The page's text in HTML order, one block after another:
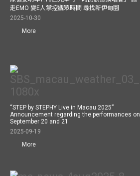
走EMO 變E人掌控觀眾時間 尋找新伊甸園
2025-10-30
More
“STEP by STEPHY Live in Macau 2025”
Announcement regarding the performances on
September 20 and 21
2025-09-19
More